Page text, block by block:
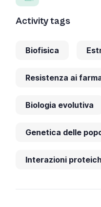
Activity tags
Biofisica
Resistenza ai
Biologia evolutiva
Genetica delle
Interazioni